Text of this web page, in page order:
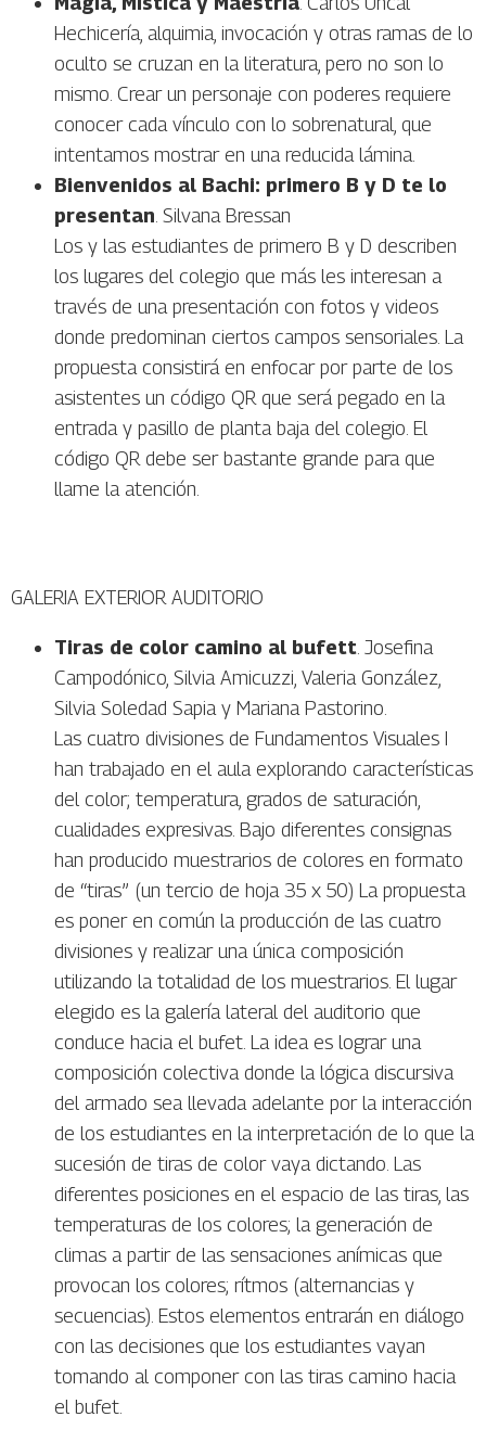
Hechicería, alquimia, invocación y otras ramas de lo
oculto se cruzan en la literatura, pero no son lo
mismo. Crear un personaje con poderes requiere
conocer cada vínculo con lo sobrenatural, que
intentamos mostrar en una reducida lámina.
Bienvenidos al Bachi: primero B y D te lo
presentan . Silvana Bressan
Los y las estudiantes de primero B y D describen
los lugares del colegio que más les interesan a
través de una presentación con fotos y videos
donde predominan ciertos campos sensoriales. La
propuesta consistirá en enfocar por parte de los
asistentes un código QR que será pegado en la
entrada y pasillo de planta baja del colegio. El
código QR debe ser bastante grande para que
llame la atención.
GALERIA EXTERIOR AUDITORIO
Tiras de color camino al bufett . Josefina
Campodónico, Silvia Amicuzzi, Valeria González,
Silvia Soledad Sapia y Mariana Pastorino.
Las cuatro divisiones de Fundamentos Visuales I
han trabajado en el aula explorando características
del color; temperatura, grados de saturación,
cualidades expresivas. Bajo diferentes consignas
han producido muestrarios de colores en formato
de “tiras” (un tercio de hoja 35 x 50) La propuesta
es poner en común la producción de las cuatro
divisiones y realizar una única composición
utilizando la totalidad de los muestrarios. El lugar
elegido es la galería lateral del auditorio que
conduce hacia el bufet. La idea es lograr una
composición colectiva donde la lógica discursiva
del armado sea llevada adelante por la interacción
de los estudiantes en la interpretación de lo que la
sucesión de tiras de color vaya dictando. Las
diferentes posiciones en el espacio de las tiras, las
temperaturas de los colores; la generación de
climas a partir de las sensaciones anímicas que
provocan los colores; rítmos (alternancias y
secuencias). Estos elementos entrarán en diálogo
con las decisiones que los estudiantes vayan
tomando al componer con las tiras camino hacia
el bufet.